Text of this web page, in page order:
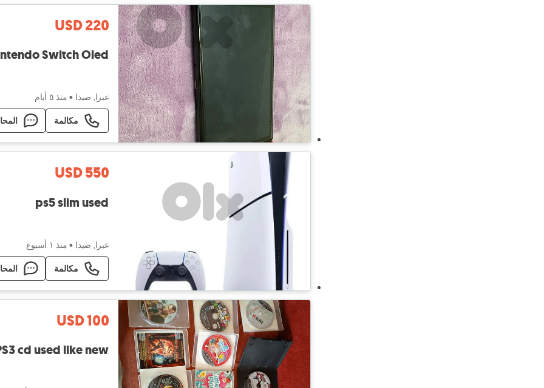
USD 220
Switch Oled
عبرا, صيدا • منذ ٥ أيام
مكالمة
USD 550
ps5 slim used
عبرا, صيدا • منذ ١ أسبوع
مكالمة
USD 100
cd used like new